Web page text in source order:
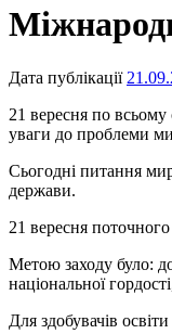
Дата публікації
21 вересня по всьому
уваги до проблеми
Сьогодні питання
держави.
21 вересня
Метою заходу було:
національної
Для здобувачів